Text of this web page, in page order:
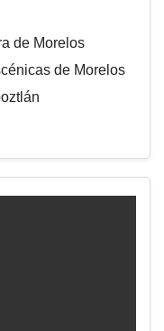
de Morelos
de Morelos